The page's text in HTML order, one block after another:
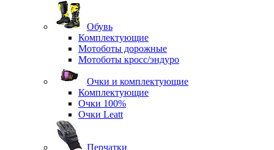
Обувь
Комплектующие
Мотоботы дорожные
Мотоботы кросс/эндуро
Очки и комплектующие
Комплектующие
Очки 100%
Очки Leatt
Перчатки